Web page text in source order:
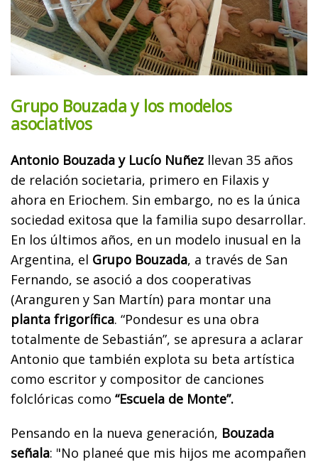
Grupo Bouzada y los modelos
asociativos
Antonio Bouzada y Lucío Nuñez llevan 35 años
de relación societaria, primero en Filaxis y
ahora en Eriochem. Sin embargo, no es la única
sociedad exitosa que la familia supo desarrollar.
En los últimos años, en un modelo inusual en la
Argentina, el Grupo Bouzada, a través de San
Fernando, se asoció a dos cooperativas
(Aranguren y San Martín) para montar una
planta frigorífica. “Pondesur es una obra
totalmente de Sebastián”, se apresura a aclarar
Antonio que también explota su beta artística
como escritor y compositor de canciones
folclóricas como “Escuela de Monte”.
Pensando en la nueva generación, Bouzada
señala: "No planeé que mis hijos me acompañen